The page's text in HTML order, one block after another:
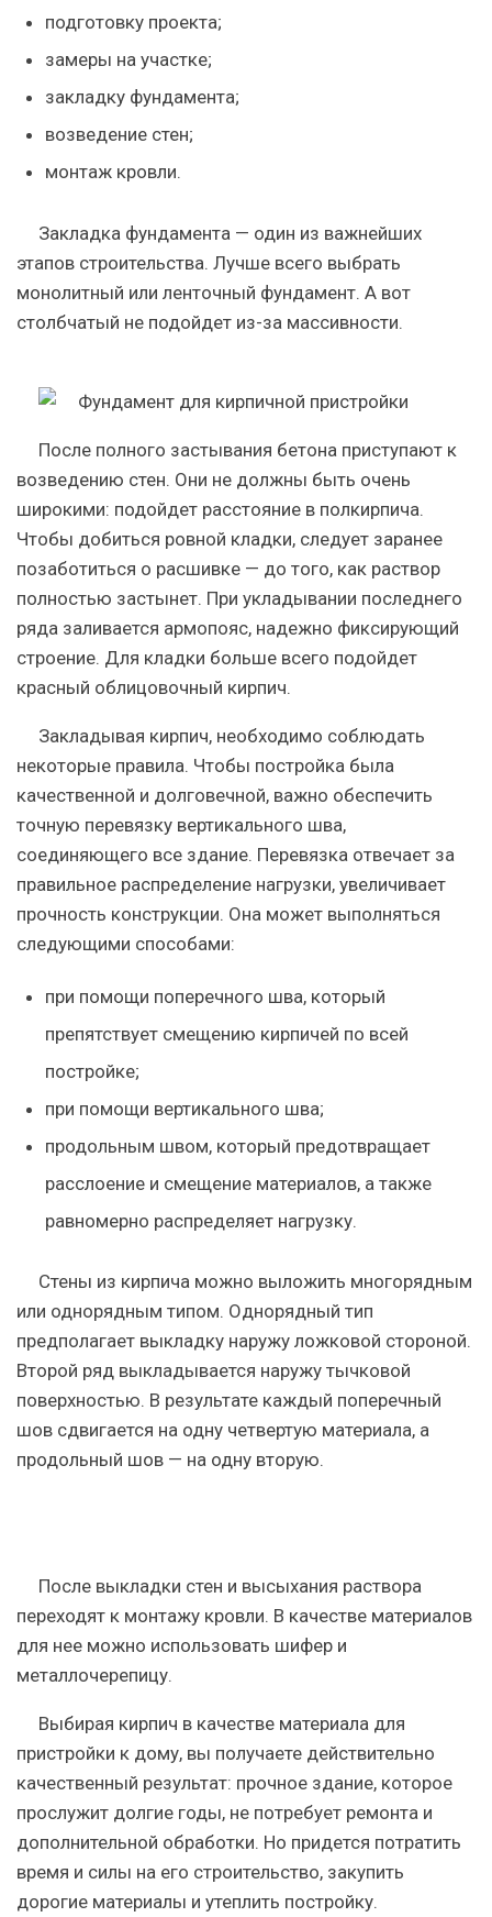
подготовку проекта;
замеры на участке;
закладку фундамента;
возведение стен;
монтаж кровли.
Закладка фундамента — один из важнейших
этапов строительства. Лучше всего выбрать
монолитный или ленточный фундамент. А вот
столбчатый не подойдет из-за массивности.
После полного застывания бетона приступают к
возведению стен. Они не должны быть очень
широкими: подойдет расстояние в полкирпича.
Чтобы добиться ровной кладки, следует заранее
позаботиться о расшивке — до того, как раствор
полностью застынет. При укладывании последнего
ряда заливается армопояс, надежно фиксирующий
строение. Для кладки больше всего подойдет
красный облицовочный кирпич.
Закладывая кирпич, необходимо соблюдать
некоторые правила. Чтобы постройка была
качественной и долговечной, важно обеспечить
точную перевязку вертикального шва,
соединяющего все здание. Перевязка отвечает за
правильное распределение нагрузки, увеличивает
прочность конструкции. Она может выполняться
следующими способами:
при помощи поперечного шва, который
препятствует смещению кирпичей по всей
постройке;
при помощи вертикального шва;
продольным швом, который предотвращает
расслоение и смещение материалов, а также
равномерно распределяет нагрузку.
Стены из кирпича можно выложить многорядным
или однорядным типом. Однорядный тип
предполагает выкладку наружу ложковой стороной.
Второй ряд выкладывается наружу тычковой
поверхностью. В результате каждый поперечный
шов сдвигается на одну четвертую материала, а
продольный шов — на одну вторую.
После выкладки стен и высыхания раствора
переходят к монтажу кровли. В качестве материалов
для нее можно использовать шифер и
металлочерепицу.
Выбирая кирпич в качестве материала для
пристройки к дому, вы получаете действительно
качественный результат: прочное здание, которое
прослужит долгие годы, не потребует ремонта и
дополнительной обработки. Но придется потратить
время и силы на его строительство, закупить
дорогие материалы и утеплить постройку.